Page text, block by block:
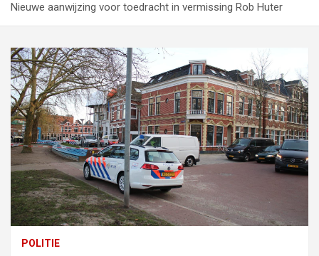
Nieuwe aanwijzing voor toedracht in vermissing Rob Huter
POLITIE